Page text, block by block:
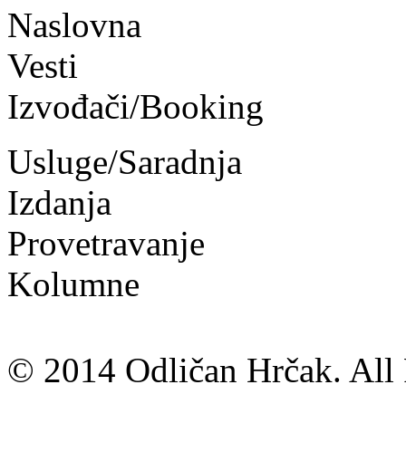
Naslovna
Vesti
Izvođači/Booking
Usluge/Saradnja
Izdanja
Provetravanje
Kolumne
© 2014 Odličan Hrčak. All